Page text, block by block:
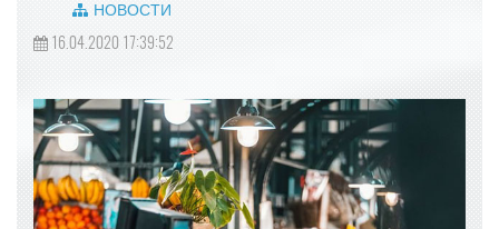
НОВОСТИ
16.04.2020 17:39:52